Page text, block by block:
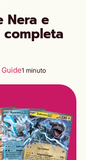
Nera e
completa
Guide1 minuto